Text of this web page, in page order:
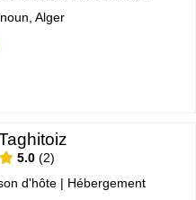
Alger
5.0
2
d'hôte | Hébergement